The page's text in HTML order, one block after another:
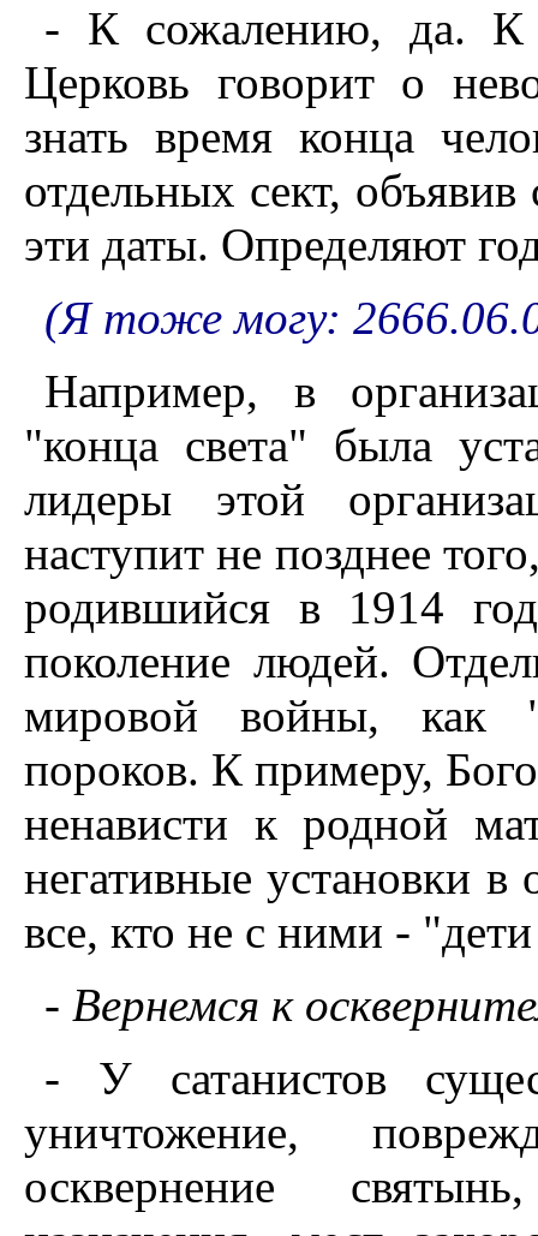
- К сожалению, да. К
Церковь говорит о
знать время конца
отдельных сект,
эти даты. Определяют
(Я тоже могу:
Например, в
"конца света" была
лидеры этой
наступит не позднее
родившийся в 1914
поколение людей.
мировой войны, как
пороков. К примеру,
ненависти к родной
негативные установки
все, кто не с ними -
- Вернемся к
- У сатанистов
уничтожение,
осквернение